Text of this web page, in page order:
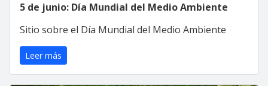
5 de junio: Día Mundial del Medio Ambiente
Sitio sobre el Día Mundial del Medio Ambiente
Leer más